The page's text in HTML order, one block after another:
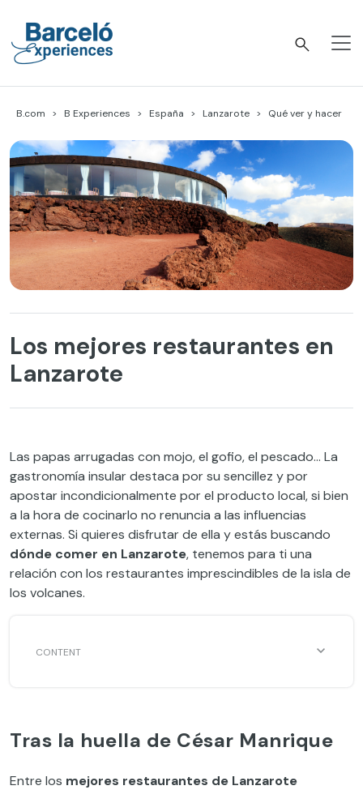
content
B.com B Experiences España Lanzarote Qué ver y hacer
Los mejores restaurantes en
Lanzarote
Las papas arrugadas con mojo, el gofio, el pescado… La
gastronomía insular destaca por su sencillez y por
apostar incondicionalmente por el producto local, si bien
a la hora de cocinarlo no renuncia a las influencias
externas. Si quieres disfrutar de ella y estás buscando
dónde comer en Lanzarote, tenemos para ti una
relación con los restaurantes imprescindibles de la isla de
los volcanes.
Tras la huella de César Manrique
Entre los mejores restaurantes de Lanzarote